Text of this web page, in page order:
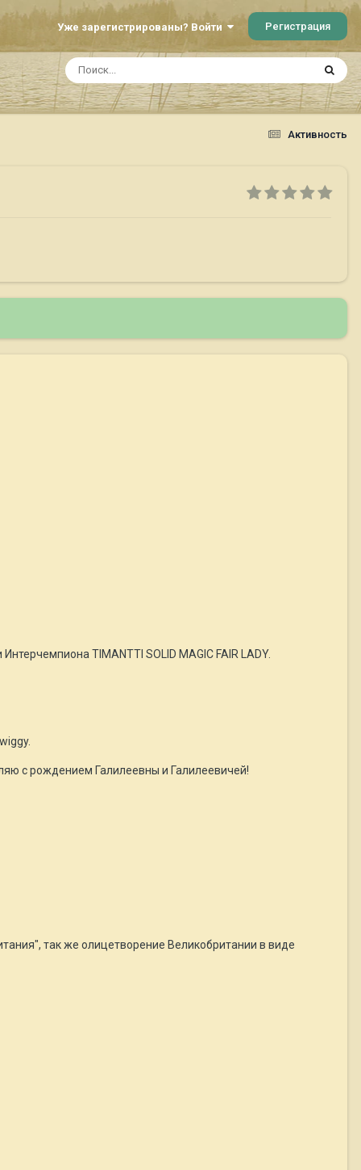
Уже зарегистрированы? Войти Регистрация
Активность
TIMANTTI SOLID MAGIC FAIR LADY.
с рождением Галилеевны и Галилеевичей!
так же олицетворение Великобритании в виде